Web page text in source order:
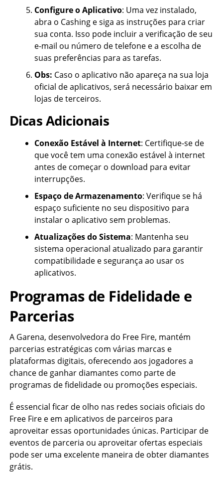
Configure o Aplicativo: Uma vez instalado,
abra o Cashing e siga as instruções para criar
sua conta. Isso pode incluir a verificação de seu
e-mail ou número de telefone e a escolha de
suas preferências para as tarefas.
Obs: Caso o aplicativo não apareça na sua loja
oficial de aplicativos, será necessário baixar em
lojas de terceiros.
Dicas Adicionais
Conexão Estável à Internet: Certifique-se de
que você tem uma conexão estável à internet
antes de começar o download para evitar
interrupções.
Espaço de Armazenamento: Verifique se há
espaço suficiente no seu dispositivo para
instalar o aplicativo sem problemas.
Atualizações do Sistema: Mantenha seu
sistema operacional atualizado para garantir
compatibilidade e segurança ao usar os
aplicativos.
Programas de Fidelidade e
Parcerias
A Garena, desenvolvedora do Free Fire, mantém
parcerias estratégicas com várias marcas e
plataformas digitais, oferecendo aos jogadores a
chance de ganhar diamantes como parte de
programas de fidelidade ou promoções especiais.
É essencial ficar de olho nas redes sociais oficiais do
Free Fire e em aplicativos de parceiros para
aproveitar essas oportunidades únicas. Participar de
eventos de parceria ou aproveitar ofertas especiais
pode ser uma excelente maneira de obter diamantes
grátis.